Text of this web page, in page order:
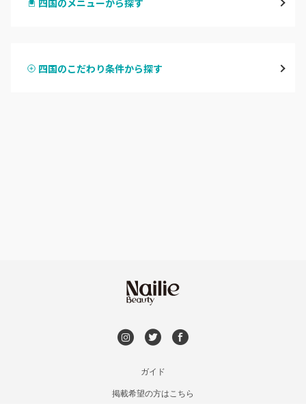
四国のこだわり条件から探す
ガイド
掲載希望の方はこちら